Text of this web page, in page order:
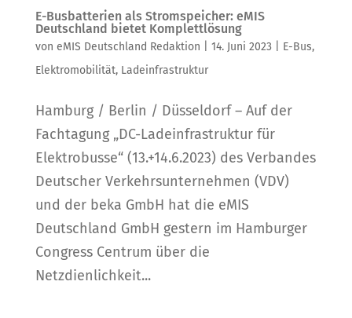
E-Busbatterien als Stromspeicher: eMIS
Deutschland bietet Komplettlösung
von eMIS Deutschland Redaktion 14. Juni 2023 E-Bus,
Elektromobilität, Ladeinfrastruktur
Hamburg / Berlin / Düsseldorf – Auf der
Fachtagung „DC-Ladeinfrastruktur für
Elektrobusse“ (13.+14.6.2023) des Verbandes
Deutscher Verkehrsunternehmen (VDV)
und der beka GmbH hat die eMIS
Deutschland GmbH gestern im Hamburger
Congress Centrum über die
Netzdienlichkeit...